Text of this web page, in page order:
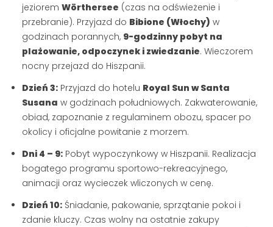
jeziorem Wörthersee (czas na odświeżenie i
przebranie). Przyjazd do Bibione (Włochy) w
godzinach porannych, 9-godzinny pobyt na
plażowanie, odpoczynek i zwiedzanie. Wieczorem
nocny przejazd do Hiszpanii.
Dzień 3: Przyjazd do hotelu Royal Sun w Santa
Susana w godzinach południowych. Zakwaterowanie,
obiad, zapoznanie z regulaminem obozu, spacer po
okolicy i oficjalne powitanie z morzem.
Dni 4 – 9: Pobyt wypoczynkowy w Hiszpanii. Realizacja
bogatego programu sportowo-rekreacyjnego,
animacji oraz wycieczek wliczonych w cenę.
Dzień 10: Śniadanie, pakowanie, sprzątanie pokoi i
zdanie kluczy. Czas wolny na ostatnie zakupy